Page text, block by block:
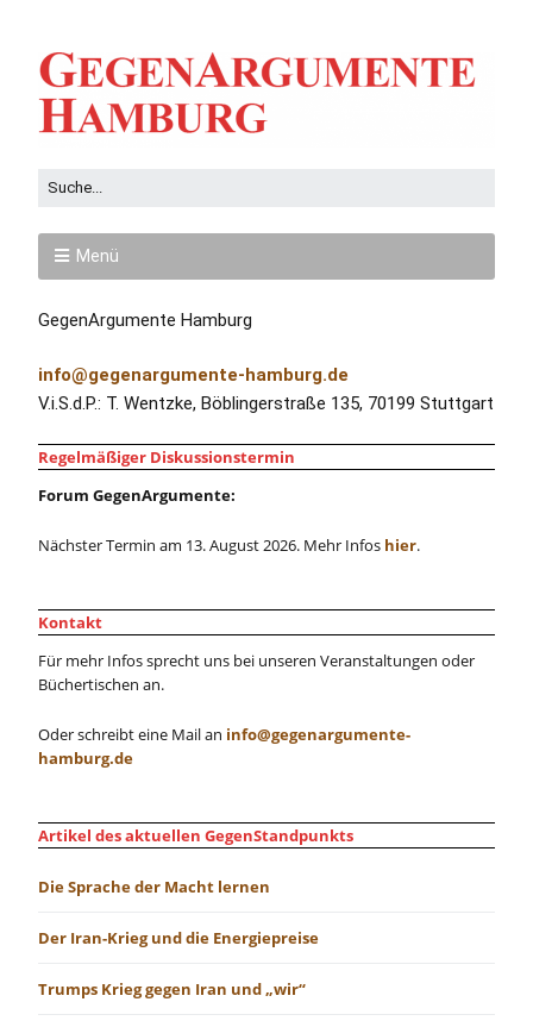
Menü
GegenArgumente Hamburg
info@gegenargumente-hamburg.de
V.i.S.d.P.: T. Wentzke, Böblingerstraße 135, 70199 Stuttgart
Regelmäßiger Diskussionstermin
Forum GegenArgumente:
Nächster Termin am 13. August 2026. Mehr Infos hier.
Kontakt
Für mehr Infos sprecht uns bei unseren Veranstaltungen oder
Büchertischen an.
Oder schreibt eine Mail an info@gegenargumente-
hamburg.de
Artikel des aktuellen GegenStandpunkts
Die Sprache der Macht lernen
Der Iran-Krieg und die Energiepreise
Trumps Krieg gegen Iran und „wir“